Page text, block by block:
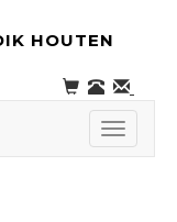
HOUTEN
Toggle